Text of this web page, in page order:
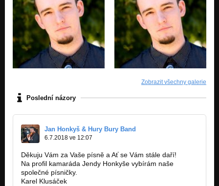
Zobrazit všechny galerie
Poslední názory
Jan Honkyš & Hury Bury Band
6.7.2018 ve 12:07
Děkuju Vám za Vaše písně a Ať se Vám stále daří!
Na profil kamaráda Jendy Honkyše vybírám naše
společné písničky.
Karel Klusáček